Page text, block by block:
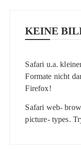
KEINE
Safari u.a.
Formate nicht
Firefox!
Safari web-
picture- types.